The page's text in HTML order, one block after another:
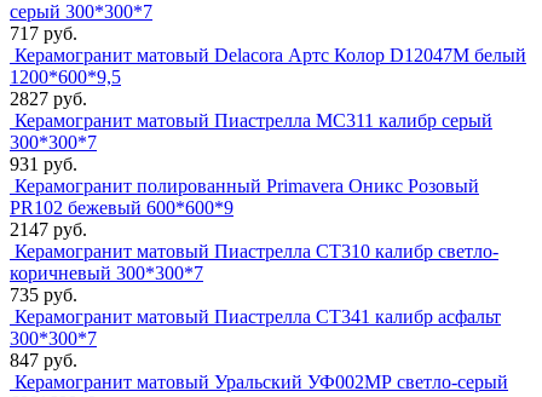
серый 300*300*7
717 руб.
Керамогранит матовый Delacora Артс Колор D12047M белый
1200*600*9,5
2827 руб.
Керамогранит матовый Пиастрелла МС311 калибр серый
300*300*7
931 руб.
Керамогранит полированный Primavera Оникс Розовый
PR102 бежевый 600*600*9
2147 руб.
Керамогранит матовый Пиастрелла СТ310 калибр светло-
коричневый 300*300*7
735 руб.
Керамогранит матовый Пиастрелла СТ341 калибр асфальт
300*300*7
847 руб.
Керамогранит матовый Уральский УФ002МР светло-серый